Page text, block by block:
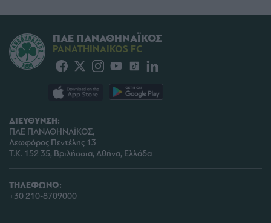
ΔΙΕΥΘΥΝΣΗ:
ΠΑΕ ΠΑΝΑΘΗΝΑΪΚΟΣ,
Λεωφόρος Πεντέλης 13
Τ.Κ. 152 35, Βριλήσσια, Αθήνα, Ελλάδα
ΤΗΛΕΦΩΝΟ:
+30 210-8709000
ΠΑΕ ΠΑΝΑΘΗΝΑΪΚΟΣ
PANATHINAIKOS FC